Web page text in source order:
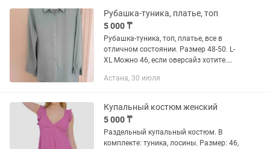
Рубашка-туника, платье, топ
5 000 ₸
Рубашка-туника, топ, платье, все в
отличном состоянии. Размер 48-50. L-
XL Можно 46, если оверсайз хотите.
Астана, 30 июля
Купальный костюм женский
5 000 ₸
Раздельный купальный костюм. В
комплекте: туника, лосины. Размер: 46,